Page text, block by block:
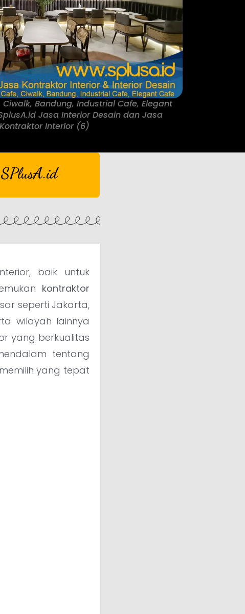
Bandung, Industrial Cafe, Elegant
Jasa Interior Desain dan Jasa
Kontraktor Interior (6)
SPlusA.id
baik untuk
kontraktor
seperti Jakarta,
wilayah lainnya
yang berkualitas
tentang
yang tepat